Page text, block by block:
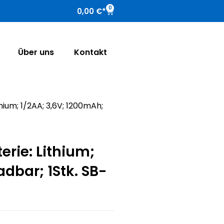
0,00 € 0
Über uns Kontakt
1/2AA; 3,6V; 1200mAh;
Lithium;
1Stk. SB-